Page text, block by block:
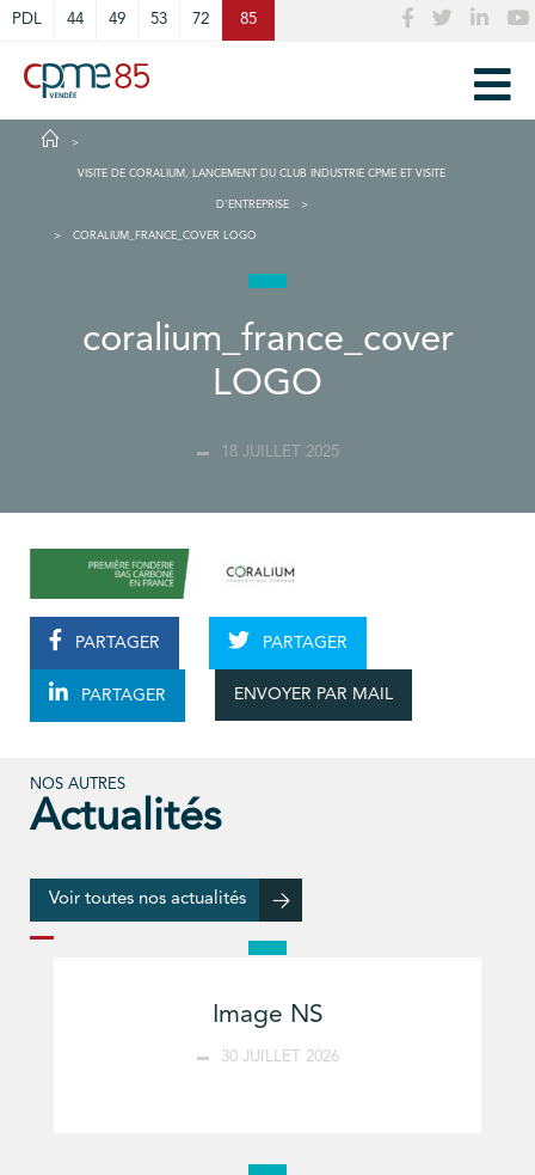
PDL 44 49 53 72 85
VISITE DE CORALIUM, LANCEMENT DU CLUB INDUSTRIE CPME ET VISITE
D'ENTREPRISE
CORALIUM_FRANCE_COVER LOGO
coralium_france_cover
LOGO
18 JUILLET 2025
PARTAGER PARTAGER
PARTAGER ENVOYER PAR MAIL
NOS AUTRES
Actualités
Voir toutes nos actualités
Image NS
30 JUILLET 2026
Cookies management panel